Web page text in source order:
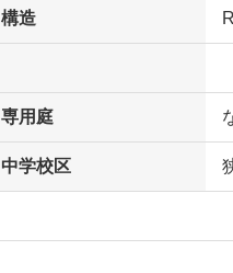
構造
専用庭
中学校区